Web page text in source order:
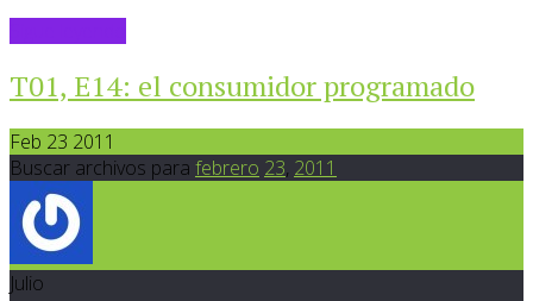
T01, E14: el consumidor programado
Feb 23 2011
Buscar archivos para febrero 23, 2011
Julio